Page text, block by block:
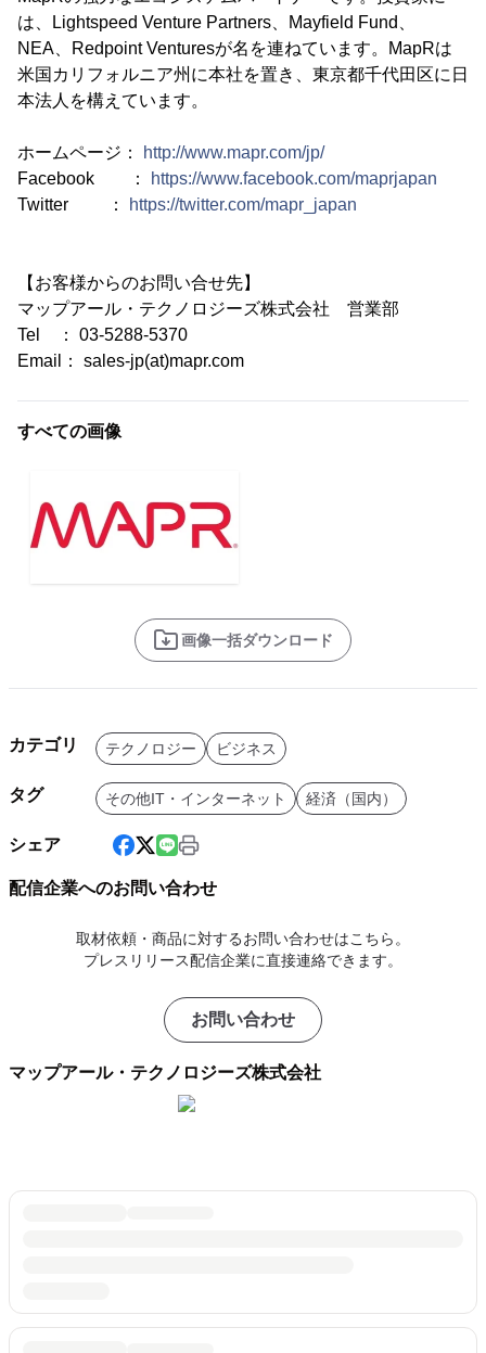
は、Lightspeed Venture Partners、Mayfield Fund、
NEA、Redpoint Venturesが名を連ねています。MapRは
米国カリフォルニア州に本社を置き、東京都千代田区に日
本法人を構えています。
ホームページ：
http://www.mapr.com/jp/
Facebook ：
https://www.facebook.com/maprjapan
Twitter ：
https://twitter.com/mapr_japan
【お客様からのお問い合せ先】
マップアール・テクノロジーズ株式会社 営業部
Tel ： 03-5288-5370
Email： sales-jp(at)mapr.com
すべての画像
画像一括ダウンロード
カテゴリ テクノロジー ビジネス
タグ その他IT・インターネット 経済（国内）
シェア
配信企業へのお問い合わせ
取材依頼・商品に対するお問い合わせはこちら。
プレスリリース配信企業に直接連絡できます。
お問い合わせ
マップアール・テクノロジーズ株式会社